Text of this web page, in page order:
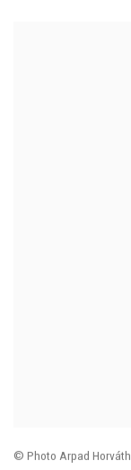
© Photo Arpad Horváth